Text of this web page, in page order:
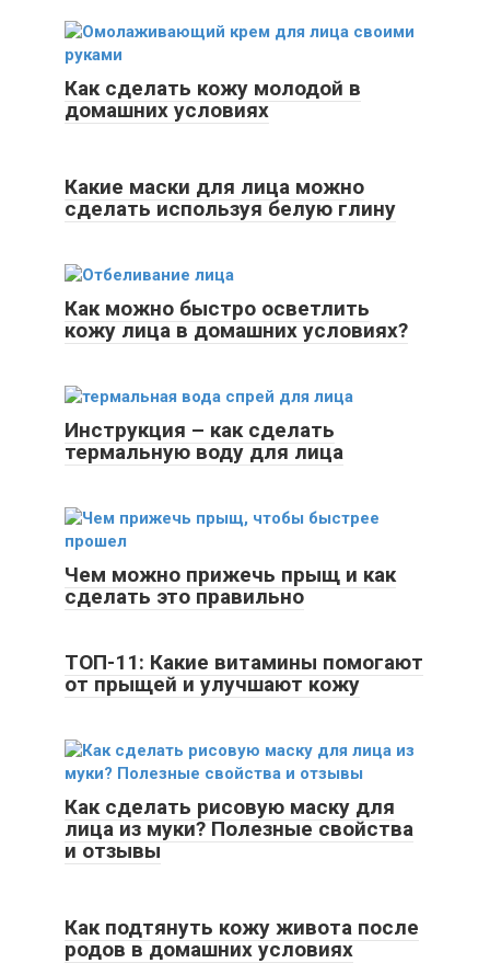
Как сделать кожу молодой в
домашних условиях
Какие маски для лица можно
сделать используя белую глину
Как можно быстро осветлить
кожу лица в домашних условиях?
Инструкция – как сделать
термальную воду для лица
Чем можно прижечь прыщ и как
сделать это правильно
ТОП-11: Какие витамины помогают
от прыщей и улучшают кожу
Как сделать рисовую маску для
лица из муки? Полезные свойства
и отзывы
Как подтянуть кожу живота после
родов в домашних условиях